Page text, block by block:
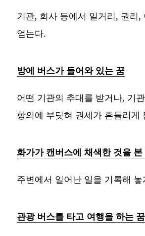
기관, 회사 등에서 일거리, 권리,
얻는다.
방에 버스가 들어와 있는 꿈
어떤 기관의 추대를 받거나, 기
항의에 부딪혀 권세가 흔들리게
화가가 캔버스에 채색한 것을 본
주변에서 일어난 일을 기록해 놓
관광 버스를 타고 여행을 하는 꿈